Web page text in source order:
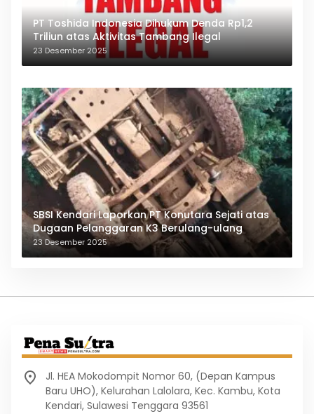
PT Toshida Indonesia Dihukum Denda Rp1,2
Triliun atas Aktivitas Tambang Ilegal
23 Desember 2025
SBSI Kendari Laporkan PT Konutara Sejati atas
Dugaan Pelanggaran K3 Berulang-ulang
23 Desember 2025
Jl. HEA Mokodompit Nomor 60, (Depan Kampus
Baru UHO), Kelurahan Lalolara, Kec. Kambu, Kota
Kendari, Sulawesi Tenggara 93561